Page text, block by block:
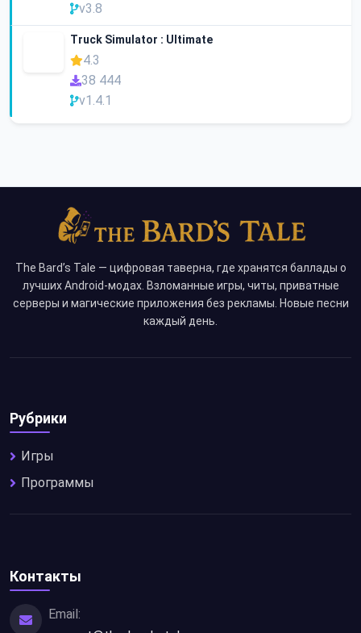
v3.8
Truck Simulator : Ultimate
4.3
38 444
v1.4.1
The Bard’s Tale — цифровая таверна, где хранятся баллады о
лучших Android-модах. Взломанные игры, читы, приватные
серверы и магические приложения без рекламы. Новые песни
каждый день.
Рубрики
Игры
Программы
Контакты
Email: